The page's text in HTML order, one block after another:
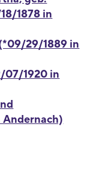
1878 in
29/1889 in
07/1920 in